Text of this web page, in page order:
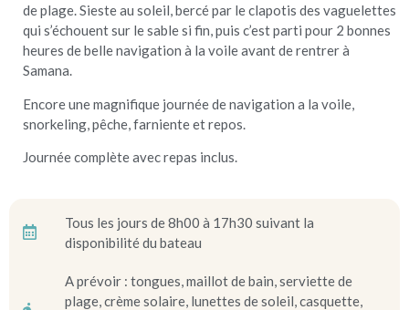
de plage. Sieste au soleil, bercé par le clapotis des vaguelettes
qui s’échouent sur le sable si fin, puis c’est parti pour 2 bonnes
heures de belle navigation à la voile avant de rentrer à
Samana.
Encore une magnifique journée de navigation a la voile,
snorkeling, pêche, farniente et repos.
Journée complète avec repas inclus.
Tous les jours de 8h00 à 17h30 suivant la
disponibilité du bateau
A prévoir : tongues, maillot de bain, serviette de
plage, crème solaire, lunettes de soleil, casquette,